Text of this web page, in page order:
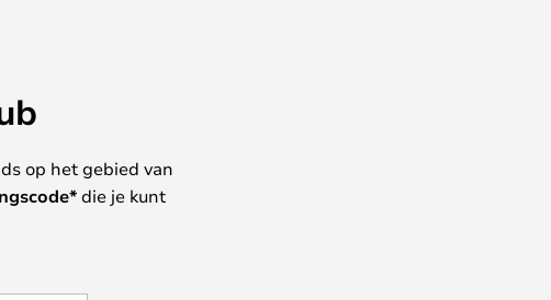
op het gebied van
die je kunt